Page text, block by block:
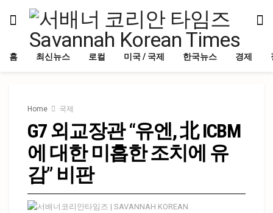
홈 최신뉴스 로컬 미국 / 국제 한국뉴스 경제
Home 국제
G7 외교장관 “유엔, 北 ICBM
에 대한 미흡한 조치에 유
감” 비판